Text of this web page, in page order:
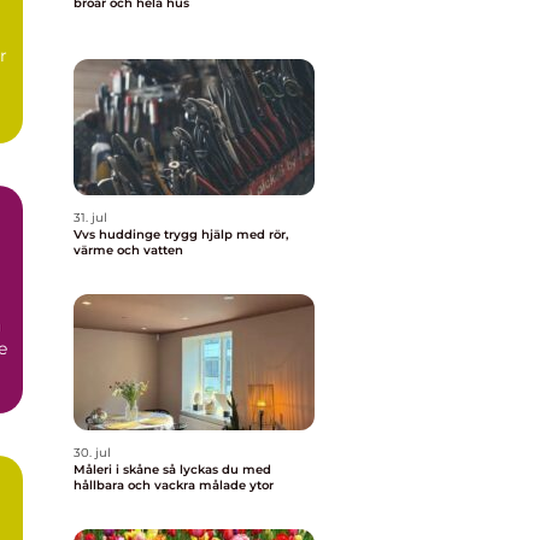
31. jul
Vvs huddinge trygg hjälp med rör,
värme och vatten
30. jul
Måleri i skåne så lyckas du med
hållbara och vackra målade ytor